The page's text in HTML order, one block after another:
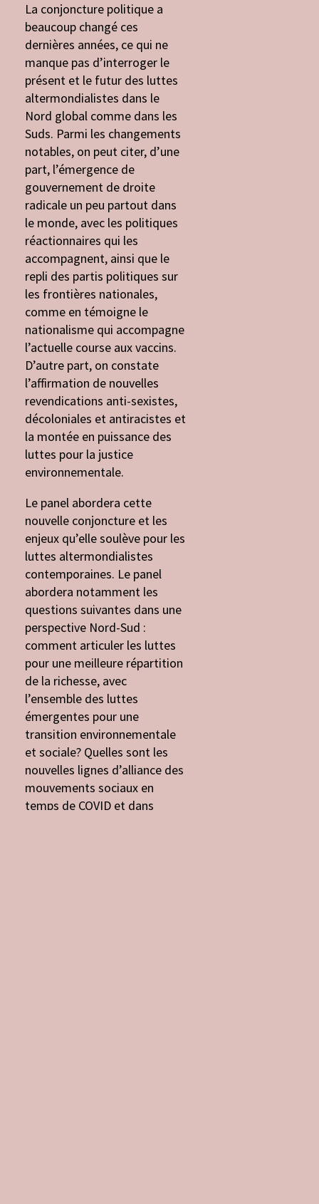
La conjoncture politique a
beaucoup changé ces
dernières années, ce qui ne
manque pas d’interroger le
présent et le futur des luttes
altermondialistes dans le
Nord global comme dans les
Suds. Parmi les changements
notables, on peut citer, d’une
part, l’émergence de
gouvernement de droite
radicale un peu partout dans
le monde, avec les politiques
réactionnaires qui les
accompagnent, ainsi que le
repli des partis politiques sur
les frontières nationales,
comme en témoigne le
nationalisme qui accompagne
l’actuelle course aux vaccins.
D’autre part, on constate
l’affirmation de nouvelles
revendications anti-sexistes,
décoloniales et antiracistes et
la montée en puissance des
luttes pour la justice
environnementale.
Le panel abordera cette
nouvelle conjoncture et les
enjeux qu’elle soulève pour les
luttes altermondialistes
contemporaines. Le panel
abordera notamment les
questions suivantes dans une
perspective Nord-Sud :
comment articuler les luttes
pour une meilleure répartition
de la richesse, avec
l’ensemble des luttes
émergentes pour une
transition environnementale
et sociale? Quelles sont les
nouvelles lignes d’alliance des
mouvements sociaux en
temps de COVID et dans